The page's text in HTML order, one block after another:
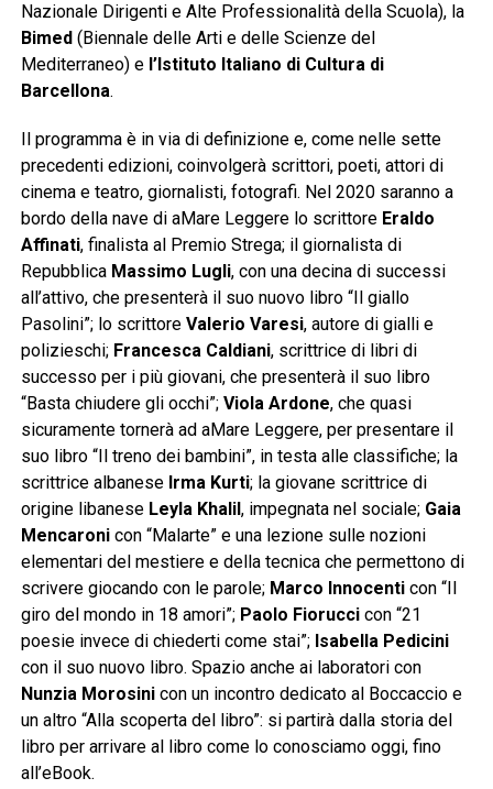
Nazionale Dirigenti e Alte Professionalità della Scuola), la
Bimed (Biennale delle Arti e delle Scienze del
Mediterraneo) e l’Istituto Italiano di Cultura di
Barcellona.
Il programma è in via di definizione e, come nelle sette
precedenti edizioni, coinvolgerà scrittori, poeti, attori di
cinema e teatro, giornalisti, fotografi. Nel 2020 saranno a
bordo della nave di aMare Leggere lo scrittore Eraldo
Affinati, finalista al Premio Strega; il giornalista di
Repubblica Massimo Lugli, con una decina di successi
all’attivo, che presenterà il suo nuovo libro “Il giallo
Pasolini”; lo scrittore Valerio Varesi, autore di gialli e
polizieschi; Francesca Caldiani, scrittrice di libri di
successo per i più giovani, che presenterà il suo libro
“Basta chiudere gli occhi”; Viola Ardone, che quasi
sicuramente tornerà ad aMare Leggere, per presentare il
suo libro “Il treno dei bambini”, in testa alle classifiche; la
scrittrice albanese Irma Kurti; la giovane scrittrice di
origine libanese Leyla Khalil , impegnata nel sociale; Gaia
Mencaronicon “Malarte” e una lezione sulle nozioni
elementari del mestiere e della tecnica che permettono di
scrivere giocando con le parole; Marco Innocenticon “Il
giro del mondo in 18 amori”; Paolo Fioruccicon “21
poesie invece di chiederti come stai”; Isabella Pedicini
con il suo nuovo libro. Spazio anche ai laboratori con
Nunzia Morosinicon un incontro dedicato al Boccaccio e
un altro “Alla scoperta del libro”: si partirà dalla storia del
libro per arrivare al libro come lo conosciamo oggi, fino
all’eBook.